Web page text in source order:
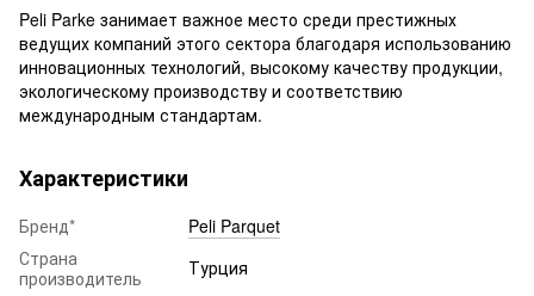
Peli Parke занимает важное место среди престижных
ведущих компаний этого сектора благодаря использованию
инновационных технологий, высокому качеству продукции,
экологическому производству и соответствию
международным стандартам.
Характеристики
Бренд*
Peli Parquet
Страна
производитель
Турция